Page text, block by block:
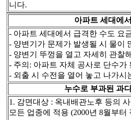
니다.
아파트 세대에
- 아파트 세대에서 급격한 수도 요
- 양변기가 문제가 발생될 시 물이
- 양변기 뚜껑을 열고 자세히 관찰
- 주의: 아파트 자체 공사로 단수가
- 외출 시 수전을 열어 놓고 나가
누수로 부과된 과
1. 감면대상 : 옥내배관노후 등의
모든 업종에 적용 (2000년 8월부터